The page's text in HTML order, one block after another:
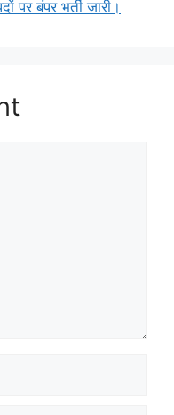
बंपर भर्ती जारी।